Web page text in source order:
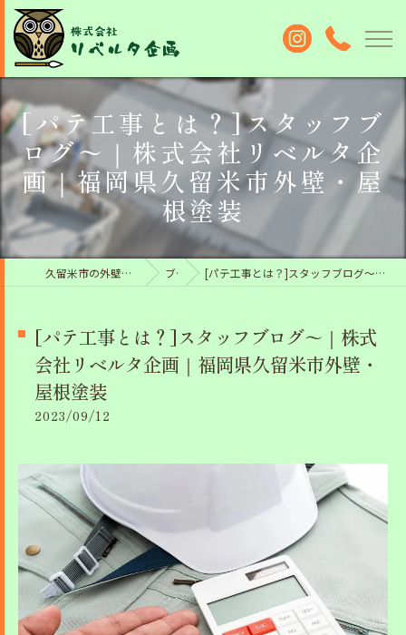
[パテ工事とは？]スタッフブ
ログ〜｜株式会社リベルタ企
画｜福岡県久留米市外壁・屋
根塗装
久留米市の外壁塗装なら株式会社リベルタ企画 ブログ [パテ工事とは？]スタッフブログ〜｜株式会社リベルタ企画｜福岡県久留米市外壁・屋根塗装
[パテ工事とは？]スタッフブログ〜｜株式
会社リベルタ企画｜福岡県久留米市外壁・
屋根塗装
2023/09/12